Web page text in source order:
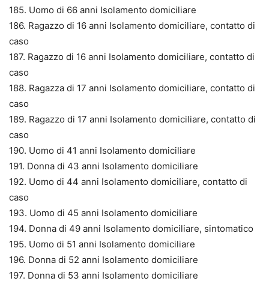
185. Uomo di 66 anni Isolamento domiciliare
186. Ragazzo di 16 anni Isolamento domiciliare, contatto di
caso
187. Ragazzo di 16 anni Isolamento domiciliare, contatto di
caso
188. Ragazza di 17 anni Isolamento domiciliare, contatto di
caso
189. Ragazzo di 17 anni Isolamento domiciliare, contatto di
caso
190. Uomo di 41 anni Isolamento domiciliare
191. Donna di 43 anni Isolamento domiciliare
192. Uomo di 44 anni Isolamento domiciliare, contatto di
caso
193. Uomo di 45 anni Isolamento domiciliare
194. Donna di 49 anni Isolamento domiciliare, sintomatico
195. Uomo di 51 anni Isolamento domiciliare
196. Donna di 52 anni Isolamento domiciliare
197. Donna di 53 anni Isolamento domiciliare